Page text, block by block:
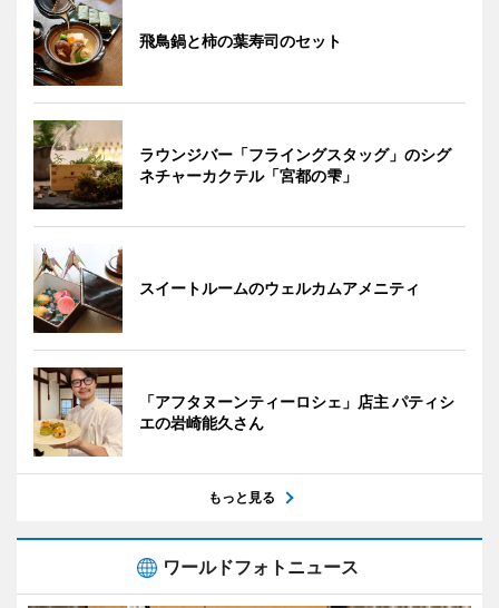
飛鳥鍋と柿の葉寿司のセット
ラウンジバー「フライングスタッグ」のシグ
ネチャーカクテル「宮都の雫」
スイートルームのウェルカムアメニティ
「アフタヌーンティーロシェ」店主 パティシ
エの岩崎能久さん
もっと見る
ワールドフォトニュース